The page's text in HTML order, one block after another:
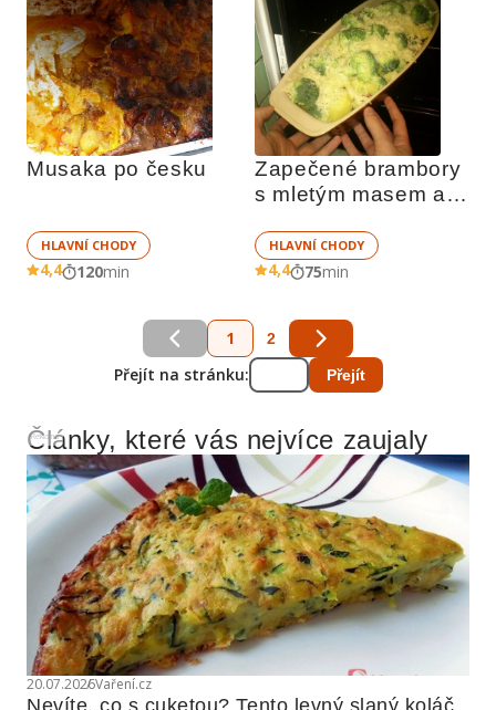
Musaka po česku
HLAVNÍ CHODY
4,4 120min
Zapečené brambory
s mletým masem a
HLAVNÍ CHODY
4,4 75min
1 2
Přejít na stránku: Přejít
Reklama
Články, které vás nejvíce zaujaly
20.07.2026Vaření.cz
Nevíte, co s cuketou? Tento levný slaný koláč